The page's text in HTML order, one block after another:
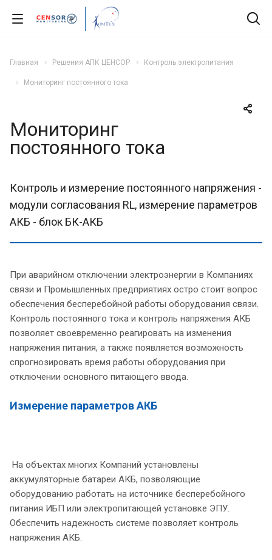
Главная Решения АПК ЦЕНСОР Контроль электропитания
Мониторинг постоянного тока
Мониторинг
постоянного тока
Контроль и измерение постоянного напряжения -
модули согласования RL, измерение параметров
АКБ - блок БК-АКБ
При аварийном отключении электроэнергии в Компаниях
связи и Промышленных предприятиях остро стоит вопрос
обеспечения бесперебойной работы оборудования связи.
Контроль постоянного тока и контроль напряжения АКБ
позволяет своевременно реагировать на изменения
напряжения питания, а также появляется возможность
спрогнозировать время работы оборудования при
отключении основного питающего ввода.
Измерение параметров АКБ
На объектах многих Компаний установлены
аккумуляторные батареи АКБ, позволяющие
оборудованию работать на источнике бесперебойного
питания ИБП или электропитающей установке ЭПУ.
Обеспечить надежность системе позволяет контроль
напряжения АКБ.